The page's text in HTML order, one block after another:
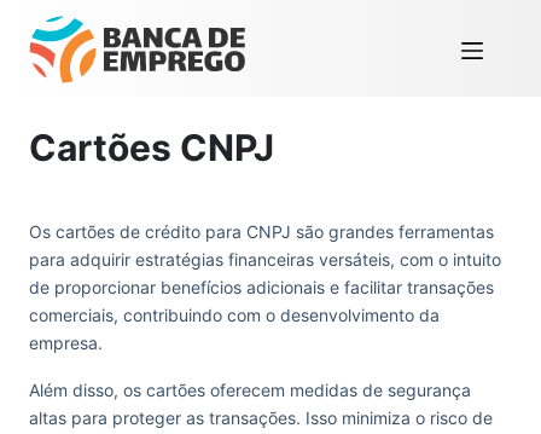
Cartões CNPJ
Os cartões de crédito para CNPJ são grandes ferramentas
para adquirir estratégias financeiras versáteis, com o intuito
de proporcionar benefícios adicionais e facilitar transações
comerciais, contribuindo com o desenvolvimento da
empresa.
Além disso, os cartões oferecem medidas de segurança
altas para proteger as transações. Isso minimiza o risco de